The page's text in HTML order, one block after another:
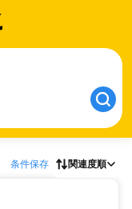
条件保存 関連度順